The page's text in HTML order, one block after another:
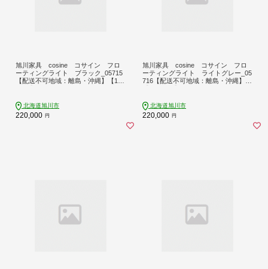
旭川家具 cosine コサイン フロ
ーティングライト ブラック_05715
【配送不可地域：離島・沖縄】【175
北海道旭川市
220,000 円
旭川家具 cosine コサイン フロ
ーティングライト ライトグレー_05
716【配送不可地域：離島・沖縄】
北海道旭川市
220,000 円